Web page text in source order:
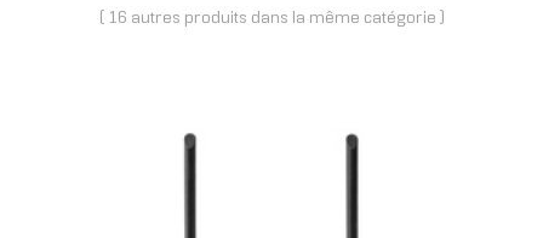
( 16 autres produits dans la même catégorie )